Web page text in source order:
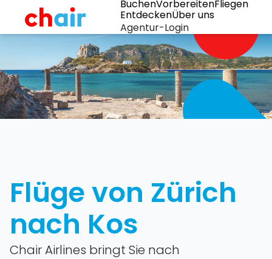
BuchenVorbereitenFliegen
EntdeckenÜber uns
Agentur-Login
Flüge von Zürich
nach Kos
Chair Airlines bringt Sie nach